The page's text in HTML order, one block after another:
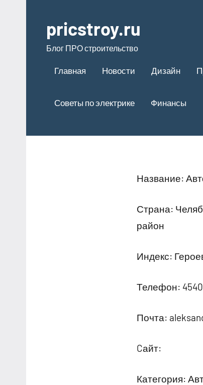
содержимому
pricstroy.ru
Блог ПРО строительство
Главная Новости Дизайн
Советы по электрике Финансы
Название:
Страна:
район
Индекс:
Телефон:
Почта:
Cайт:
Категория: